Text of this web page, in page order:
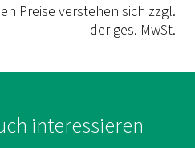
Preise verstehen sich zzgl.
der ges. MwSt.
interessieren